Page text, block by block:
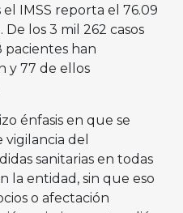
IMSS reporta el 76.09
los 3 mil 262 casos
pacientes han
y 77 de ellos
énfasis en que se
del
sanitarias en todas
la entidad, sin que eso
o afectación